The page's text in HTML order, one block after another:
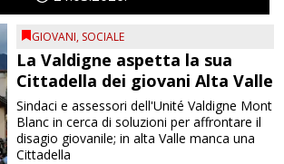
GIOVANI, SOCIALE
La Valdigne aspetta la sua
Cittadella dei giovani Alta Valle
Sindaci e assessori dell'Unité Valdigne Mont
Blanc in cerca di soluzioni per affrontare il
disagio giovanile; in alta Valle manca una
Cittadella